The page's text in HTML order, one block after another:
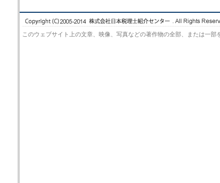
このウェブサイト上の文章、映像、写真などの著作物の全部、または一